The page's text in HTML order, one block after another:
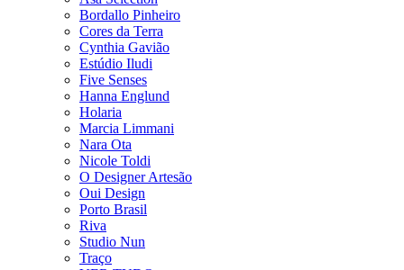
Bordallo Pinheiro
Cores da Terra
Cynthia Gavião
Estúdio Iludi
Five Senses
Hanna Englund
Holaria
Marcia Limmani
Nara Ota
Nicole Toldi
O Designer Artesão
Oui Design
Porto Brasil
Riva
Studio Nun
Traço